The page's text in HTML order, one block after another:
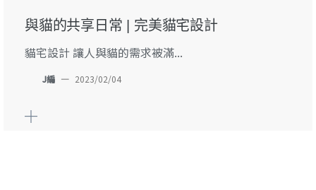
與貓的共享日常 | 完美貓宅設計
貓宅設計 讓人與貓的需求被滿...
J編 — 2023/02/04